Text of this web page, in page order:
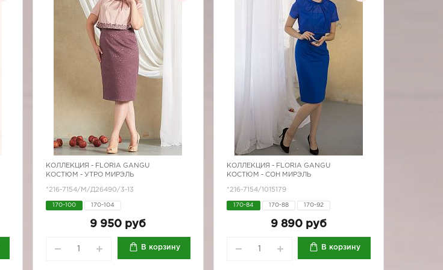
КОЛЛЕКЦИЯ - FLORIA GANGU
КОСТЮМ - УТРО МИРЭЛЬ
*216-7154/М/Д26490/3-13
170-100 170-104
9 950 руб
В корзину
КОЛЛЕКЦИЯ - FLORIA GANGU
КОСТЮМ - СОН МИРЭЛЬ
*216-7154/1015179
170-84 170-88 170-92
9 890 руб
В корзину